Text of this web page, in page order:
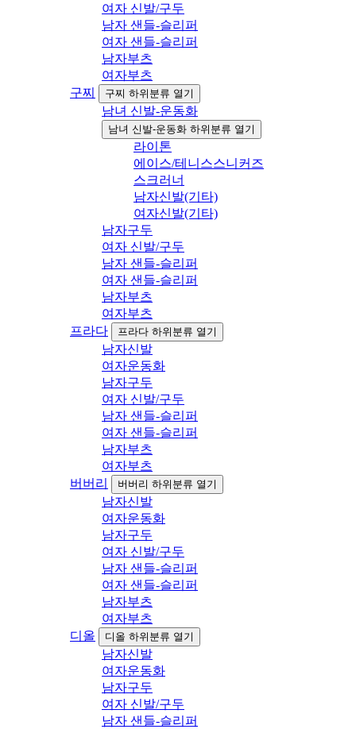
여자 신발/구두
남자 샌들-슬리퍼
여자 샌들-슬리퍼
남자부츠
여자부츠
구찌
구찌 하위분류 열기
남녀 신발-운동화
남녀 신발-운동화 하위분류 열기
라이톤
에이스/테니스스니커즈
스크러너
남자신발(기타)
여자신발(기타)
남자구두
여자 신발/구두
남자 샌들-슬리퍼
여자 샌들-슬리퍼
남자부츠
여자부츠
프라다
프라다 하위분류 열기
남자신발
여자운동화
남자구두
여자 신발/구두
남자 샌들-슬리퍼
여자 샌들-슬리퍼
남자부츠
여자부츠
버버리
버버리 하위분류 열기
남자신발
여자운동화
남자구두
여자 신발/구두
남자 샌들-슬리퍼
여자 샌들-슬리퍼
남자부츠
여자부츠
디올
디올 하위분류 열기
남자신발
여자운동화
남자구두
여자 신발/구두
남자 샌들-슬리퍼